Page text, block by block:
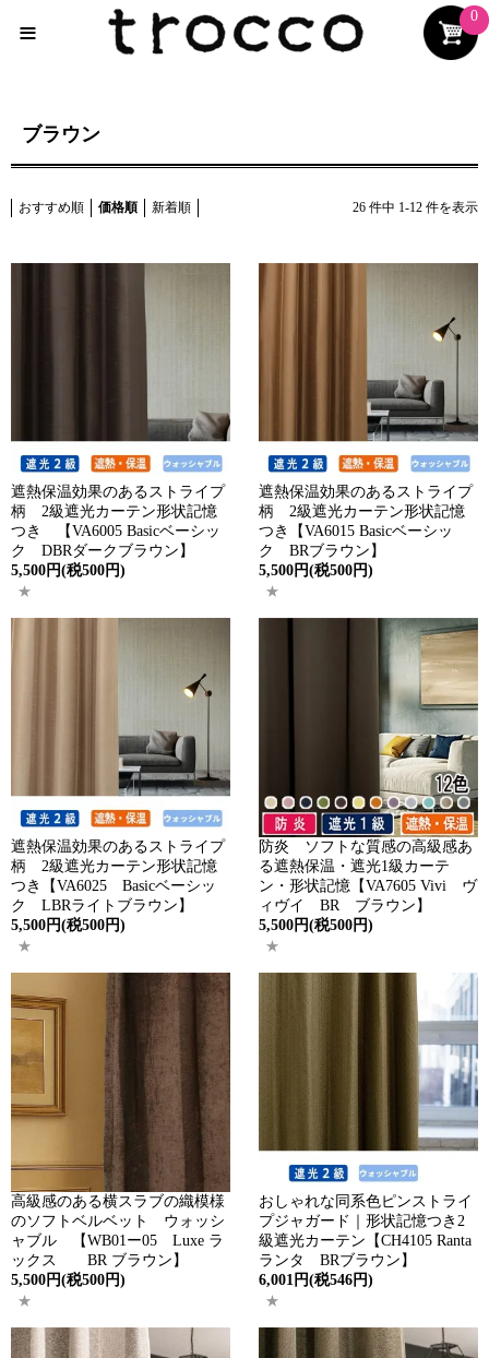
0
≡
ブラウン
おすすめ順 価格順 新着順 26 件中 1-12 件を表示
遮熱保温効果のあるストライプ
柄 2級遮光カーテン形状記憶
つき 【VA6005 Basicベーシッ
ク DBRダークブラウン】
5,500円(税500円)
遮熱保温効果のあるストライプ
柄 2級遮光カーテン形状記憶
つき【VA6015 Basicベーシッ
ク BRブラウン】
5,500円(税500円)
遮熱保温効果のあるストライプ
柄 2級遮光カーテン形状記憶
つき【VA6025 Basicベーシッ
ク LBRライトブラウン】
5,500円(税500円)
防炎 ソフトな質感の高級感あ
る遮熱保温・遮光1級カーテ
ン・形状記憶【VA7605 Vivi ヴ
ィヴイ BR ブラウン】
5,500円(税500円)
高級感のある横スラブの織模様
のソフトベルベット ウォッシ
ャブル 【WB01ー05 Luxe ラ
ックス BR ブラウン】
5,500円(税500円)
おしゃれな同系色ピンストライ
プジャガード｜形状記憶つき2
級遮光カーテン【CH4105 Ranta
ランタ BRブラウン】
6,001円(税546円)